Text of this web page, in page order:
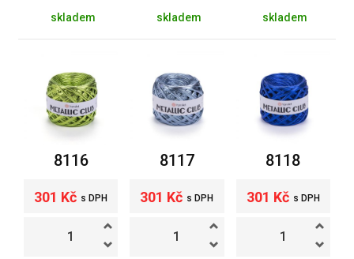
skladem skladem skladem
8116
301 Kč s DPH
8117
301 Kč s DPH
8118
301 Kč s DPH